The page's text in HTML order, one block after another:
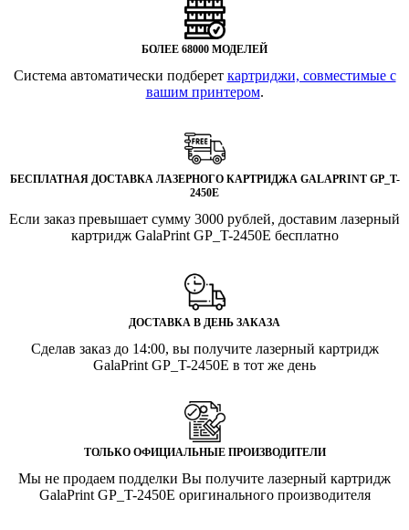
БОЛЕЕ 68000 МОДЕЛЕЙ
Система автоматически подберет картриджи, совместимые с
вашим принтером.
БЕСПЛАТНАЯ ДОСТАВКА ЛАЗЕРНОГО КАРТРИДЖА GALAPRINT GP_T-
2450E
Если заказ превышает сумму 3000 рублей, доставим лазерный
картридж GalaPrint GP_T-2450E бесплатно
ДОСТАВКА В ДЕНЬ ЗАКАЗА
Сделав заказ до 14:00, вы получите лазерный картридж
GalaPrint GP_T-2450E в тот же день
ТОЛЬКО ОФИЦИАЛЬНЫЕ ПРОИЗВОДИТЕЛИ
Мы не продаем подделки Вы получите лазерный картридж
GalaPrint GP_T-2450E оригинального производителя